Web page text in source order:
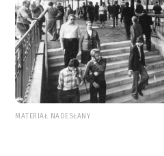
MATERIAŁ NADESŁANY